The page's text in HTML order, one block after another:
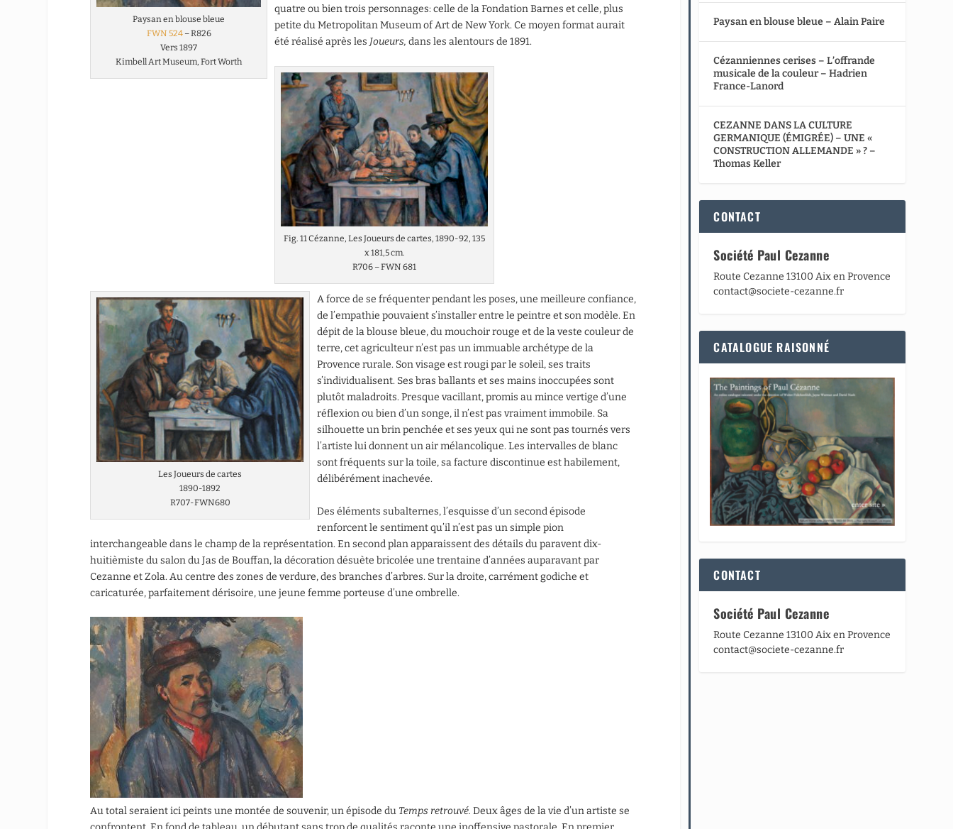
Paysan en blouse bleue
FWN 524– R826
Vers 1897
Kimbell Art Museum, Fort Worth
quatre ou bien trois personnages: celle de la Fondation Barnes et celle, plus
petite du Metropolitan Museum of Art de New York. Ce moyen format aurait
été réalisé après les Joueurs, dans les alentours de 1891.
Fig. 11 Cézanne, Les Joueurs de cartes, 1890-92, 135
x 181,5 cm.
R706 – FWN 681
Les Joueurs de cartes
1890-1892
R707-FWN680
A force de se fréquenter pendant les poses, une meilleure confiance,
de l’empathie pouvaient s’installer entre le peintre et son modèle. En
dépit de la blouse bleue, du mouchoir rouge et de la veste couleur de
terre, cet agriculteur n’est pas un immuable archétype de la
Provence rurale. Son visage est rougi par le soleil, ses traits
s’individualisent. Ses bras ballants et ses mains inoccupées sont
plutôt maladroits. Presque vacillant, promis au mince vertige d’une
réflexion ou bien d’un songe, il n’est pas vraiment immobile. Sa
silhouette un brin penchée et ses yeux qui ne sont pas tournés vers
l’artiste lui donnent un air mélancolique. Les intervalles de blanc
sont fréquents sur la toile, sa facture discontinue est habilement,
délibérément inachevée.
Des éléments subalternes, l’esquisse d’un second épisode
renforcent le sentiment qu’il n’est pas un simple pion
interchangeable dans le champ de la représentation. En second plan apparaissent des détails du paravent dix-
huitièmiste du salon du Jas de Bouffan, la décoration désuète bricolée une trentaine d’années auparavant par
Cezanne et Zola. Au centre des zones de verdure, des branches d’arbres. Sur la droite, carrément godiche et
caricaturée, parfaitement dérisoire, une jeune femme porteuse d’une ombrelle.
Au total seraient ici peints une montée de souvenir, un épisode du Temps retrouvé.Deux âges de la vie d’un artiste se
Paysan en blouse bleue – Alain Paire
Cézanniennes cerises – L’offrande
musicale de la couleur – Hadrien
France-Lanord
CEZANNE DANS LA CULTURE
GERMANIQUE (ÉMIGRÉE) – UNE «
CONSTRUCTION ALLEMANDE » ? –
Thomas Keller
CONTACT
Société Paul Cezanne
Route Cezanne 13100 Aix en Provence
contact@societe-cezanne.fr
CATALOGUE RAISONNÉ
CONTACT
Société Paul Cezanne
Route Cezanne 13100 Aix en Provence
contact@societe-cezanne.fr